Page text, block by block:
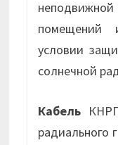
помещений
условии
солнечной
Кабель
радиального